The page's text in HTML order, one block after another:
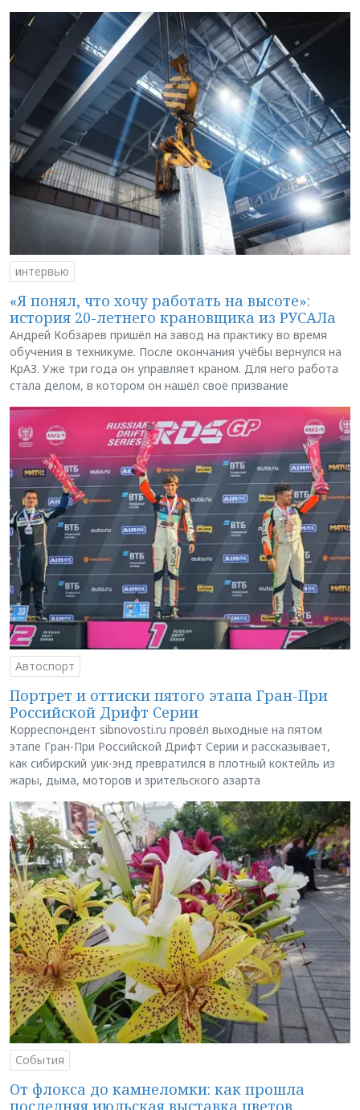
интервью
«Я понял, что хочу работать на высоте»:
история 20-летнего крановщика из РУСАЛа
Андрей Кобзарев пришёл на завод на практику во время
обучения в техникуме. После окончания учёбы вернулся на
КрАЗ. Уже три года он управляет краном. Для него работа
стала делом, в котором он нашёл своё призвание
Автоспорт
Портрет и оттиски пятого этапа Гран-При
Российской Дрифт Серии
Корреспондент sibnovosti.ru провёл выходные на пятом
этапе Гран-При Российской Дрифт Серии и рассказывает,
как сибирский уик-энд превратился в плотный коктейль из
жары, дыма, моторов и зрительского азарта
События
От флокса до камнеломки: как прошла